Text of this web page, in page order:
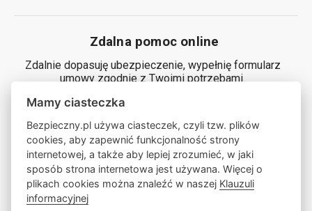
Zdalna pomoc online
Zdalnie dopasuję ubezpieczenie, wypełnię formularz
umowy zgodnie z Twoimi potrzebami.
Zamów ze mną rozmowę
Mamy ciasteczka
Bezpieczny.pl używa ciasteczek, czyli tzw. plików
cookies, aby zapewnić funkcjonalność strony
internetowej, a także aby lepiej zrozumieć, w jaki
sposób strona internetowa jest używana. Więcej o
plikach cookies można znaleźć w naszej Klauzuli
informacyjnej